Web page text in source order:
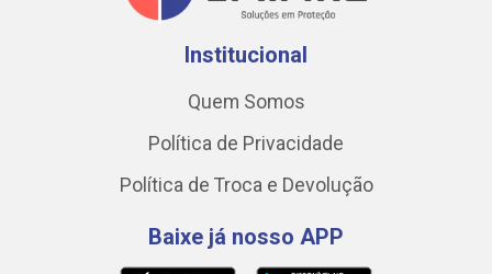
Institucional
Quem Somos
Política de Privacidade
Política de Troca e Devolução
Baixe já nosso APP